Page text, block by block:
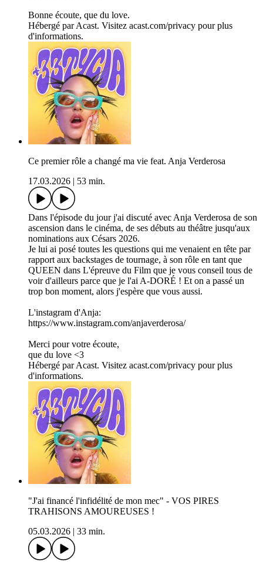
Bonne écoute, que du love.
Hébergé par Acast. Visitez acast.com/privacy pour plus
d'informations.
Ce premier rôle a changé ma vie feat. Anja Verderosa
17.03.2026
53 min.
Dans l'épisode du jour j'ai discuté avec Anja Verderosa de son
ascension dans le cinéma, de ses débuts au théâtre jusqu'aux
nominations aux Césars 2026.
Je lui ai posé toutes les questions qui me venaient en tête par
rapport aux backstages de tournage, à son rôle en tant que
QUEEN dans L'épreuve du Film que je vous conseil tous de
voir d'ailleurs parce que je l'ai A-DORÉ ! Et on a passé un
trop bon moment, alors j'espère que vous aussi.
L'instagram d'Anja:
https://www.instagram.com/anjaverderosa/
Merci pour votre écoute,
que du love <3
Hébergé par Acast. Visitez acast.com/privacy pour plus
d'informations.
"J'ai financé l'infidélité de mon mec" - VOS PIRES
TRAHISONS AMOUREUSES !
05.03.2026
33 min.